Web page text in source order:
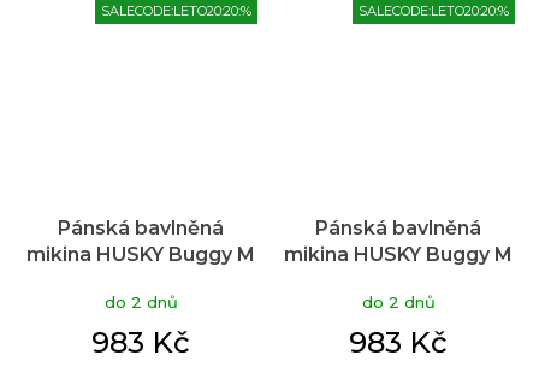
SALECODE:LETO20:20:%
Pánská bavlněná
mikina HUSKY Buggy M
do 2 dnů
983 Kč
SALECODE:LETO20:20:%
Pánská bavlněná
mikina HUSKY Buggy M
do 2 dnů
983 Kč